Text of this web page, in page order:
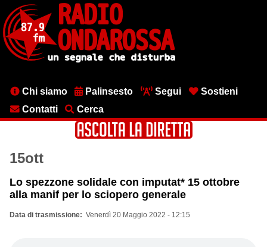
contenuto
principale
MenuChi siamo Palinsesto Segui
Sostieni
Contatti
Cerca
15ott
Lo spezzone solidale con imputat* 15 ottobre
alla manif per lo sciopero generale
Data di trasmissione Venerdì 20 Maggio 2022 - 12:15